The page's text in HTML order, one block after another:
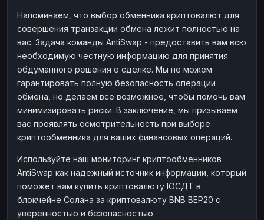
Напоминаем, что выбор обменника криптовалют для
совершения транзакции обмена лежит полностью на
вас. Задача команды AntiSwap - предоставить вам всю
необходимую честную информацию для принятия
обдуманного решения о сделке. Мы не можем
гарантировать полную безопасность операции
обмена, но делаем все возможное, чтобы помочь вам
минимизировать риски. В заключение, мы призываем
вас проявлять осмотрительность при выборе
криптообменника для ваших финансовых операций.
Используйте наш мониторинг криптообменников
AntiSwap как надежный источник информации, который
поможет вам купить криптовалюту ЮСДТ в
блокчейне Солана за криптовалюту BNB BEP20 с
уверенностью и безопасностью.